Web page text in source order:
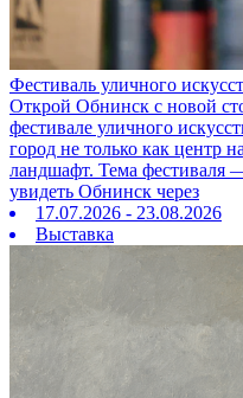
Фестиваль уличного
Открой Обнинск с новой
фестивале уличного
город не только как центр
ландшафт. Тема фестиваля
увидеть Обнинск через
17.07.2026 - 23.08.2026
Выставка